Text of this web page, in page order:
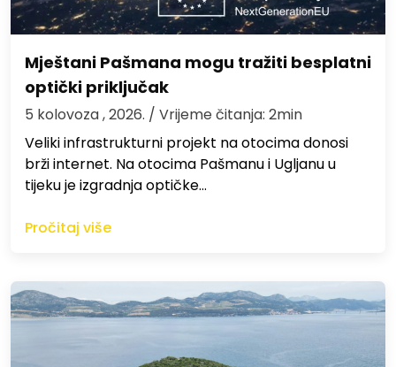
Mještani Pašmana mogu tražiti besplatni
optički priključak
5 kolovoza , 2026. / Vrijeme čitanja: 2min
Veliki infrastrukturni projekt na otocima donosi
brži internet. Na otocima Pašmanu i Ugljanu u
tijeku je izgradnja optičke…
Pročitaj više